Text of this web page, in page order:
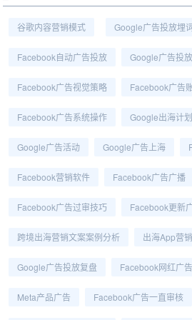
谷歌内容营销模式 Google广告投放埋
Facebook自动广告投放 Google广告投
Facebook广告视觉策略 Facebook广告
Facebook广告系统操作 Google出海计
Google广告活动 Google广告上海
Facebook营销软件 Facebook广告广播
Facebook广告过审技巧 Facebook更新
跨境出海营销文案案例分析 出海app营
Google广告投放复盘 Facebook网红广告
Meta产品广告 Facebook广告一直审核